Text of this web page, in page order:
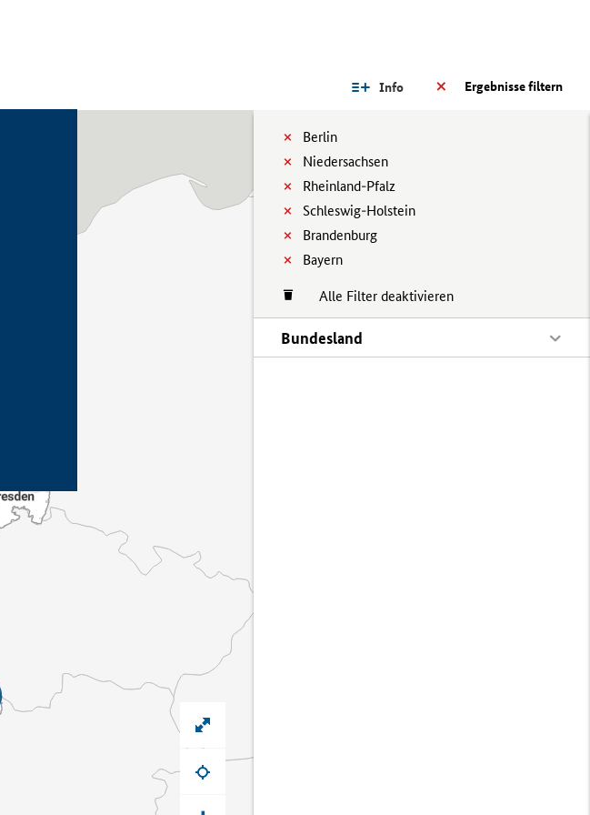
Ergebnisse filtern
Info
Berlin
Niedersachsen
Rheinland-Pfalz
Schleswig-Holstein
Brandenburg
Bayern
Alle Filter deaktivieren
Bundesland